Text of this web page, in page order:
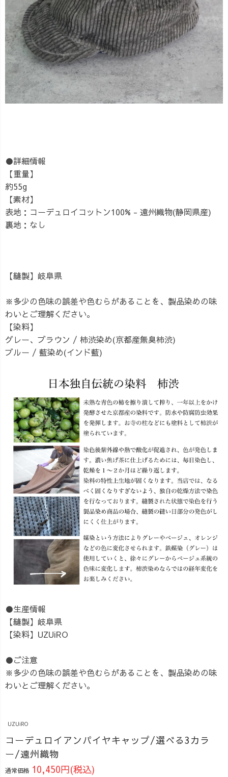
●詳細情報
【重量】
約55g
【素材】
表地：コーデュロイコットン100% - 遠州織物(静岡県産)
裏地：なし
【縫製】岐阜県
※多少の色味の誤差や色むらがあることを、製品染めの味
わいとご理解ください。
【染料】
グレー、ブラウン / 柿渋染め(京都産無臭柿渋)
ブルー / 藍染め(インド藍)
●生産情報
【縫製】岐阜県
【染料】UZUiRO
●ご注意
※多少の色味の誤差や色むらがあることを、製品染めの味
わいとご理解ください。
UZUiRO
コーデュロイアンパイヤキャップ/選べる3カラ
ー/遠州織物
通常価格 10,450円(税込)